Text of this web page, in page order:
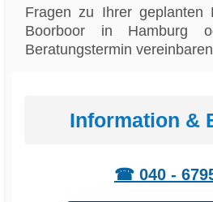
Fragen zu Ihrer geplanten
Boorboor in Hamburg
Beratungstermin
Information &
☎ 040 -